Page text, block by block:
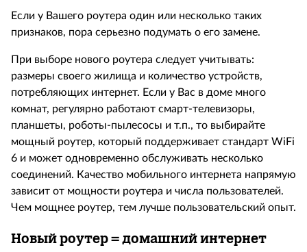
Если у Вашего роутера один или несколько таких
признаков, пора серьезно подумать о его замене.
При выборе нового роутера следует учитывать:
размеры своего жилища и количество устройств,
потребляющих интернет. Если у Вас в доме много
комнат, регулярно работают смарт-телевизоры,
планшеты, роботы-пылесосы и т.п., то выбирайте
мощный роутер, который поддерживает стандарт WiFi
6 и может одновременно обслуживать несколько
соединений. Качество мобильного интернета напрямую
зависит от мощности роутера и числа пользователей.
Чем мощнее роутер, тем лучше пользовательский опыт.
Новый роутер=домашний интернет